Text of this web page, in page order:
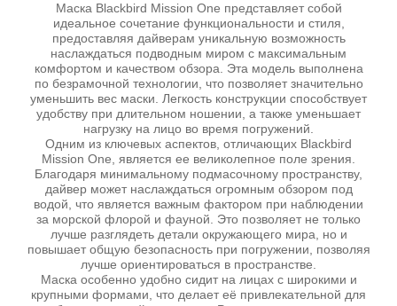
Маска Blackbird Mission One представляет собой
идеальное сочетание функциональности и стиля,
предоставляя дайверам уникальную возможность
наслаждаться подводным миром с максимальным
комфортом и качеством обзора. Эта модель выполнена
по безрамочной технологии, что позволяет значительно
уменьшить вес маски. Легкость конструкции способствует
удобству при длительном ношении, а также уменьшает
нагрузку на лицо во время погружений.
Одним из ключевых аспектов, отличающих Blackbird
Mission One, является ее великолепное поле зрения.
Благодаря минимальному подмасочному пространству,
дайвер может наслаждаться огромным обзором под
водой, что является важным фактором при наблюдении
за морской флорой и фауной. Это позволяет не только
лучше разглядеть детали окружающего мира, но и
повышает общую безопасность при погружении, позволяя
лучше ориентироваться в пространстве.
Маска особенно удобно сидит на лицах с широкими и
крупными формами, что делает её привлекательной для